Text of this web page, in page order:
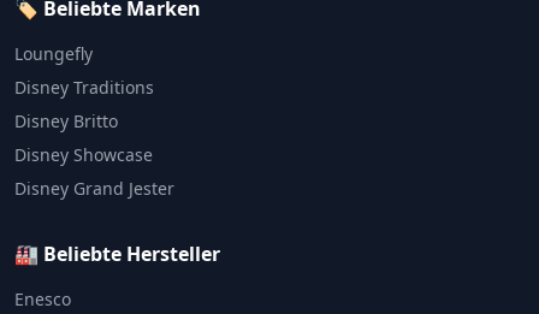
🏷️ Beliebte Marken
Loungefly
Disney Traditions
Disney Britto
Disney Showcase
Disney Grand Jester
🏭 Beliebte Hersteller
Enesco